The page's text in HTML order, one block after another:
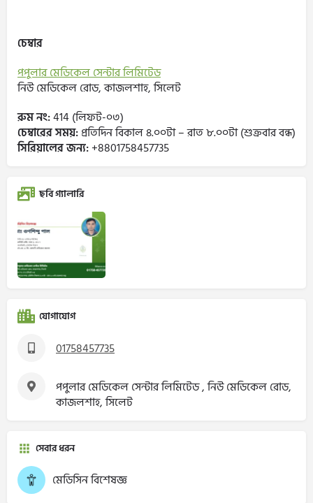
চেম্বার
পপুলার মেডিকেল সেন্টার লিমিটেড
নিউ মেডিকেল রোড, কাজলশাহ, সিলেট
রুম নং:414 (লিফট-০৩)
চেম্বারের সময়:প্রতিদিন বিকাল ৪.০০টা – রাত ৮.০০টা (শুক্রবার বন্ধ)
সিরিয়ালের জন্য:+8801758457735
ছবি গ্যালারি
যোগাযোগ
01758457735
পপুলার মেডিকেল সেন্টার লিমিটেড , নিউ মেডিকেল রোড,
কাজলশাহ, সিলেট
সেবার ধরন
মেডিসিন বিশেষজ্ঞ